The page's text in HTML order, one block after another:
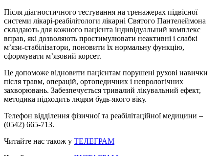
Після діагностичного тестування на тренажерах підвісної
системи лікарі-реабілітологи лікарні Святого Пантелеймона
складають для кожного пацієнта індивідуальний комплекс
вправ, які дозволяють простимулювати неактивні і слабкі
м’язи-стабілізатори, поновити їх нормальну функцію,
сформувати м’язовий корсет.
Це допоможе відновити пацієнтам порушені рухові навички
після травм, операцій, ортопедичних і неврологічних
захворювань. Забезпечується тривалий лікувальний ефект,
методика підходить людям будь-якого віку.
Телефон відділення фізичної та реабілітаційної медицини –
(0542) 665-713.
Читайте нас також у ТЕЛЕГРАМ